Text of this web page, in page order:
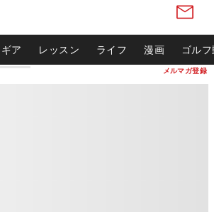
メルマガ登録
ギア レッスン ライフ 漫画 ゴル